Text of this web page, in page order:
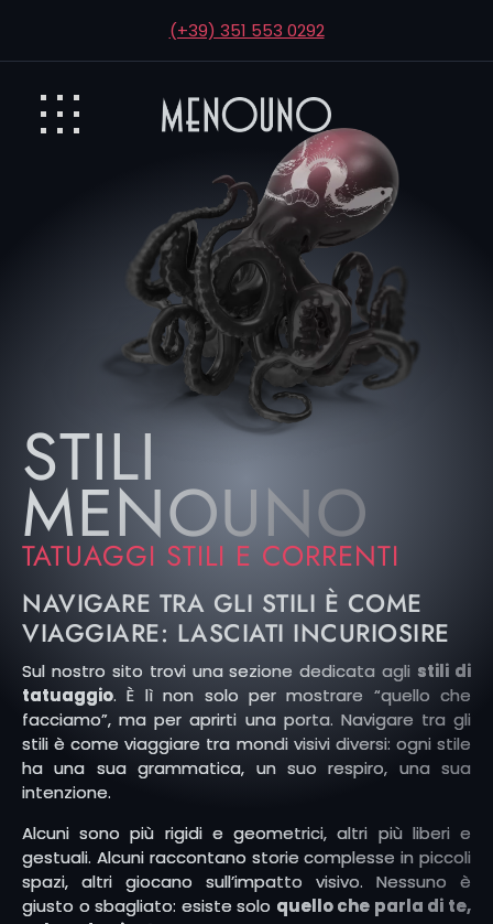
(+39) 351 553 0292
STILI
MENOUNO
TATUAGGI STILI E CORRENTI
NAVIGARE TRA GLI STILI È COME
VIAGGIARE: LASCIATI INCURIOSIRE
Sul nostro sito trovi una sezione dedicata aglistili di
tatuaggio. È lì non solo per mostrare “quello che
facciamo”, ma per aprirti una porta. Navigare tra gli
stili è come viaggiare tra mondi visivi diversi: ogni stile
ha una sua grammatica, un suo respiro, una sua
intenzione.
Alcuni sono più rigidi e geometrici, altri più liberi e
gestuali. Alcuni raccontano storie complesse in piccoli
spazi, altri giocano sull’impatto visivo. Nessuno è
giusto o sbagliato: esiste solo quello che parla di te,